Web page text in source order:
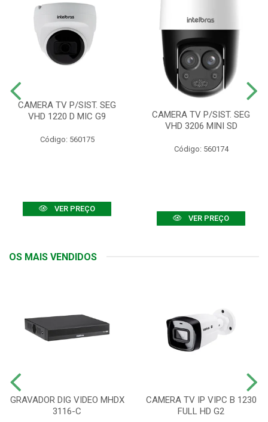
CAMERA TV P/SIST. SEG
VHD 1220 D MIC G9
Código: 560175
VER PREÇO
CAMERA TV P/SIST. SEG
VHD 3206 MINI SD
Código: 560174
VER PREÇO
OS MAIS VENDIDOS
GRAVADOR DIG VIDEO MHDX
3116-C
CAMERA TV IP VIPC B 1230
FULL HD G2